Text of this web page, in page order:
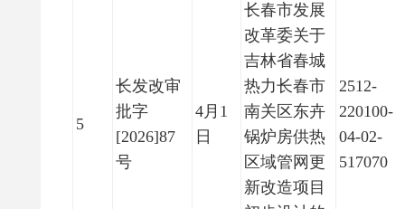
5
长发改审
批字
[2026]87
号
4月1
日
长春市发展
改革委关于
吉林省春城
热力长春市
南关区东卉
锅炉房供热
区域管网更
新改造项目
2512-
220100-
04-02-
517070